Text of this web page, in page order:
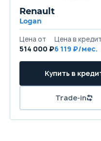
Renault
Logan
514 000 ₽6 119